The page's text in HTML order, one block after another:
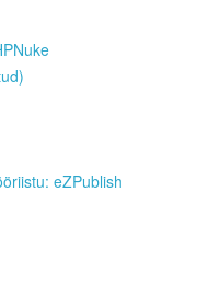
eZPublish